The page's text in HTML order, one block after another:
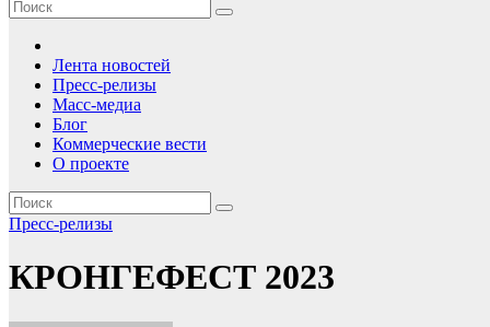
Лента новостей
Пресс-релизы
Масс-медиа
Блог
Коммерческие вести
О проекте
Пресс-релизы
КРОНГЕФЕСТ 2023